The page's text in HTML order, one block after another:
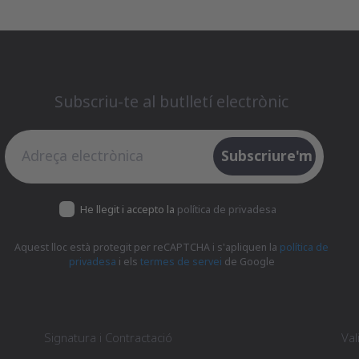
Subscriu-te al butlletí electrònic
Subscriure'm
He llegit i accepto la política de privadesa
Aquest lloc està protegit per reCAPTCHA i s'apliquen la política de
privadesa i els termes de servei de Google
Signatura i Contractació